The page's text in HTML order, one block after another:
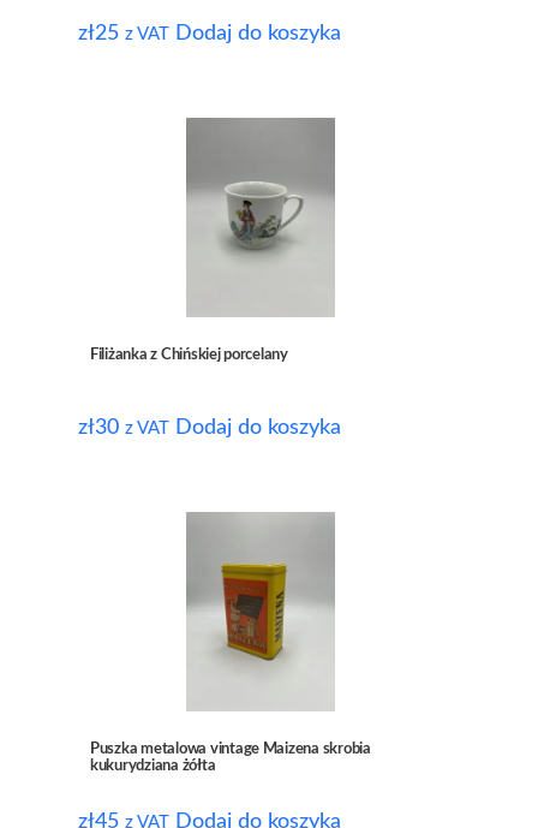
zł25 z VAT Dodaj do koszyka
Filiżanka z Chińskiej porcelany
zł30 z VAT Dodaj do koszyka
Puszka metalowa vintage Maizena skrobia
kukurydziana żółta
zł45 z VAT Dodaj do koszyka